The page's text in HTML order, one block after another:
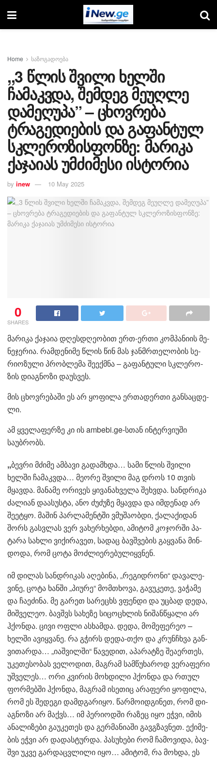
Home საზოგადოება
,,3 წლის შვილი ხელში
ჩამაკვდა, შემდეგ მეუღლე
დამეღუპა” – ცხოვრება
ტრაგედიების და გაფანტულ
სკლეროზისფონზე: მარიკა
ქაჯაიას უმძიმესი ისტორია
by inew 10 May 2025
0
SHARES
მა­რი­კა ქა­ჯა­ია დღეს­დღე­ო­ბით ერთ-ერთი კომ­პა­ნი­ის მე­
ნე­ჯე­რია. რამ­დე­ნი­მე წლის წინ მას ჯან­მრთე­ლო­ბის სე­
რი­ო­ზუ­ლი პრობ­ლე­მა შე­ექ­მნა – გა­ფან­ტუ­ლი სკლე­რო­
ზის დი­აგ­ნო­ზი და­უს­ვეს.
მის ცხოვ­რე­ბა­ში ეს არ ყო­ფი­ლა ერ­თა­დერ­თი გან­საც­დე­
ლი.
ამ ყვე­ლა­ფერ­ზე კი ის ambebi.ge-სთან ინ­ტერ­ვი­უ­ში
საუბრობს.
,,ბევ­რი მძი­მე ამ­ბა­ვი გა­დამ­ხდა… სამი წლის შვი­ლი
ხელ­ში ჩა­მაკ­ვდა… მე­ო­რე შვი­ლი მაგ დროს 10 თვის
მყავ­და. მა­ნა­მე ორი­ვეს ყი­ვა­ნახ­ვე­ლა შეხ­ვდა. სან­დრი­კა
ძა­ლი­ან და­ა­სუს­ტა, ანო ძუ­ძუ­ზე მყავ­და და იმ­დე­ნად არ
შე­ე­ტყო. მა­შინ პარ­ლა­მენ­ტში ვმუ­შა­ობ­დი, ქა­ლა­ქი­დან
შორს გას­ვლას ვერ ვა­ხერ­ხებ­დი, ამი­ტომ კო­ჯორ­ში პა­
ტა­რა სახ­ლი ვი­ქი­რა­ვეთ, სა­დაც ბავ­შვე­ბის გაყ­ვა­ნა მინ­
დო­და, რომ ცოტა მოძ­ლი­ე­რე­ბუ­ლიყ­ვნენ.
იმ დი­ლას სან­დრი­კას აღე­ბი­ნა, „რე­გიდ­რო­ნი“ და­ვა­ლე­
ვი­ნე, ცოტა ხან­ში „პი­უ­რე“ მომ­თხო­ვა, გა­ვუ­კე­თე, ვა­ჭა­მე
და ჩა­ე­ძი­ნა. მე გა­რეთ სა­რე­ცხს ვფენ­დი და უც­ბად დედა,
მიშ­ვე­ლეო. ბავ­შვს სა­ხე­ზე სი­ცო­ცხლის ნი­შან­წყა­ლი არ
ჰქონ­და. ცივი ოფლი ას­ხამ­და. დედა, მო­მე­ფე­რეო –
ხელ­ში ავიყ­ვა­ნე. რა გჭირს დედა-თქო და კრუნ­ჩხვა გან­
ვი­თარ­და… „იაშ­ვილ­ში“ წა­ვე­დით, აპა­რატ­ზე შე­ა­ერ­თეს,
უკე­თე­სო­ბას ვე­ლო­დით, მაგ­რამ სამ­წუ­ხა­როდ ვე­რა­ფე­რი
უშ­ვე­ლეს… ორი კვი­რის მოხ­დი­ლი ჰქონ­და და რთულ
ფორ­მებ­ში ჰქონ­და, მაგ­რამ ისე­თიც არა­ფე­რი ყო­ფი­ლა,
რომ ეს შე­დე­გი დამ­დგა­რი­ყო. წარ­მო­იდ­გი­ნეთ, რომ დი­
აგ­ნო­ზი არ მაქვს… იმ პე­რი­ოდ­ში რა­ზეც იყო ეჭვი, იმის
ანა­ლი­ზე­ბი გა­უ­კე­თეს და გერ­მა­ნი­ა­ში გავ­გზავ­ნეთ. ექი­მე­
ბის ეჭვი არ და­დას­ტურ­და. პა­სუ­ხე­ბი რომ ჩა­მო­ვი­და, ბავ­
შვი უკვე გარ­დაც­ვლი­ლი იყო… ამი­ტომ, რა მოხ­და, ეს